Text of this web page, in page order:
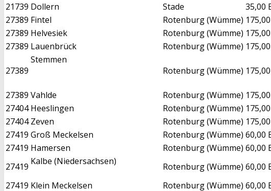
21739 Dollern Stade 35,00
27389 Fintel Rotenburg (Wümme)
27389 Helvesiek Rotenburg (Wümme)
27389 Lauenbrück Rotenburg (Wümme)
27389
Stemmen
Rotenburg (Wümme)
27389 Vahlde Rotenburg (Wümme)
27404 Heeslingen Rotenburg (Wümme)
27404 Zeven Rotenburg (Wümme)
27419 Groß Meckelsen Rotenburg (Wümme) 60,00
27419 Hamersen Rotenburg (Wümme) 60,00
27419 Kalbe (Niedersachsen) Rotenburg (Wümme) 60,00
27419 Klein Meckelsen Rotenburg (Wümme) 60,00